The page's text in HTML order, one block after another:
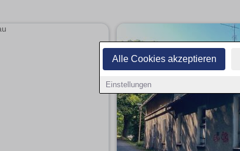
Alle Cookies akzeptieren
Einstellungen